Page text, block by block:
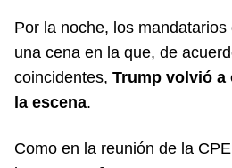
Por la noche, los
una cena en la que, de
coincidentes, Trump volvió a
la escena.
Como en la reunión de la